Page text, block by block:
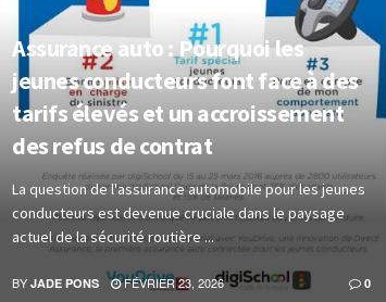
Assurance auto : Pourquoi les
jeunes conducteurs font face à des
tarifs élevés et un accroissement
des refus de contrat
La question de l'assurance automobile pour les jeunes
conducteurs est devenue cruciale dans le paysage
actuel de la sécurité routière ...
BY JADE PONS FÉVRIER 23, 2026 0